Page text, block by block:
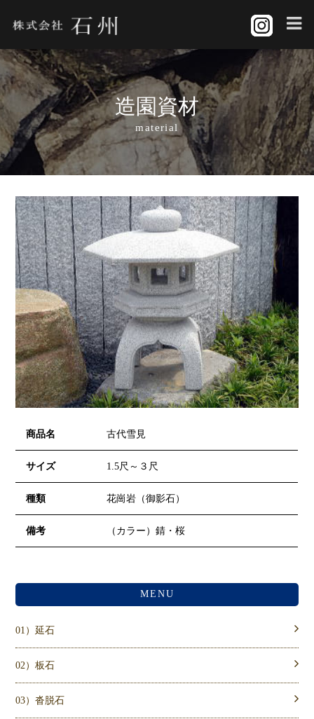
造園資材
material
商品名 古代雪見
サイズ 1.5尺～３尺
種類 花崗岩（御影石）
備考 （カラー）錆・桜
MENU
01）延石
02）板石
03）沓脱石